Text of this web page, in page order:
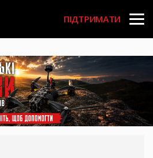
User
account
menu
ПІДТРИМАТИ